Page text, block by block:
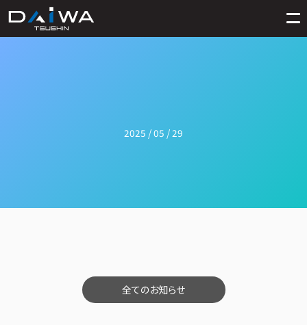
2025 / 05 / 29
全てのお知らせ